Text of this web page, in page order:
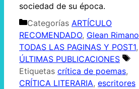
sociedad de su época.
Categorías ARTÍCULO
RECOMENDADO, Glean Rimano
TODAS LAS PAGINAS Y POST1,
ÚLTIMAS PUBLICACIONES
Etiquetas crítica de poemas,
CRÍTICA LITERARIA, escritores